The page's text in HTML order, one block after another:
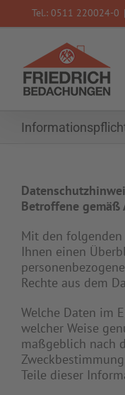
Tel.: 0511 220024-0 |
Betroffene gemäß
Mit den
Ihnen einen
Rechte aus dem
Welche Daten im
welcher Weise
maßgeblich nach
Teile dieser